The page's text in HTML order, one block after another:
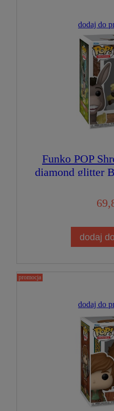
dodaj do
Funko POP
diamond glitter
dodaj
dodaj do
promocja